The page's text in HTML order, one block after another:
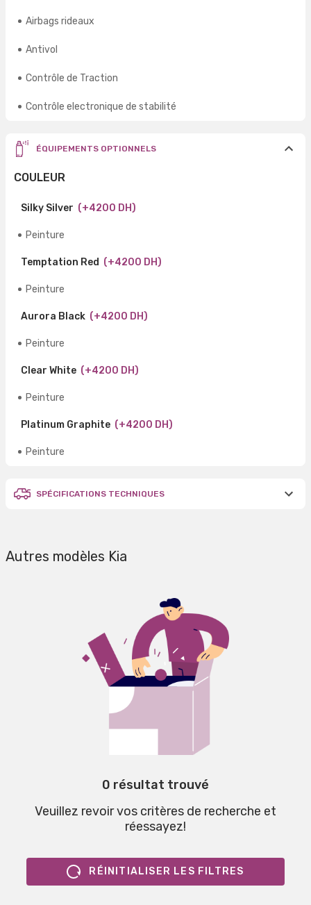
Airbags rideaux
Antivol
Contrôle de Traction
Contrôle electronique de stabilité
ÉQUIPEMENTS OPTIONNELS
COULEUR
Silky Silver (+4200 DH)
Peinture
Temptation Red (+4200 DH)
Peinture
Aurora Black (+4200 DH)
Peinture
Clear White (+4200 DH)
Peinture
Platinum Graphite (+4200 DH)
Peinture
SPÉCIFICATIONS TECHNIQUES
Autres modèles Kia
0 résultat trouvé
Veuillez revoir vos critères de recherche et
réessayez!
RÉINITIALISER LES FILTRES